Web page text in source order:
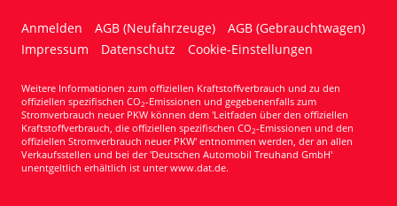
Anmelden AGB (Neufahrzeuge)
AGB (Gebrauchtwagen)
Impressum
Datenschutz Cookie-Einstellungen
Weitere Informationen zum offiziellen Kraftstoffverbrauch und zu den
offiziellen spezifischen CO2-Emissionen und gegebenenfalls zum
Stromverbrauch neuer PKW können dem 'Leitfaden über den offiziellen
Kraftstoffverbrauch, die offiziellen spezifischen CO2-Emissionen und den
offiziellen Stromverbrauch neuer PKW' entnommen werden, der an allen
Verkaufsstellen und bei der 'Deutschen Automobil Treuhand GmbH'
unentgeltlich erhältlich ist unter www.dat.de.